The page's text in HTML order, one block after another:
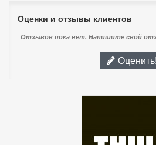
Оценки и отзывы клиентов
Отзывов пока нет. Напишите свой
Оценить!